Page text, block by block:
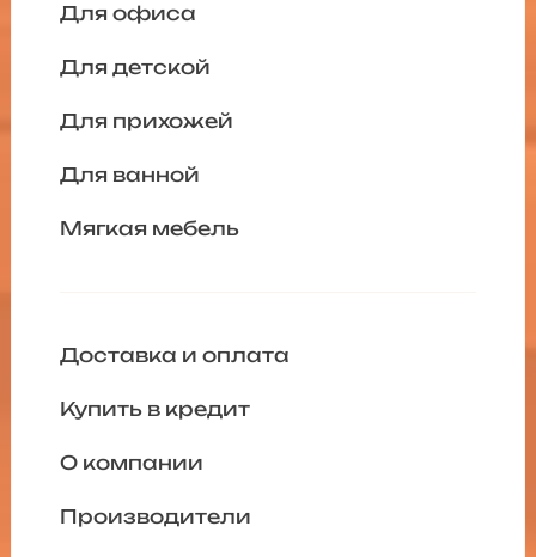
Для офиса
Для детской
Для прихожей
Для ванной
Мягкая мебель
Доставка и оплата
Купить в кредит
О компании
Производители